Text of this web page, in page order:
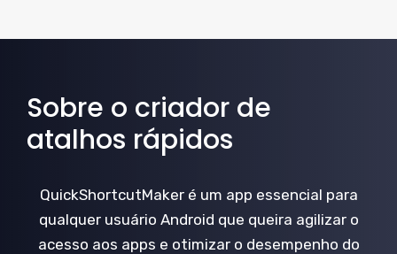
Sobre o criador de
atalhos rápidos
QuickShortcutMaker é um app essencial para
qualquer usuário Android que queira agilizar o
acesso aos apps e otimizar o desempenho do